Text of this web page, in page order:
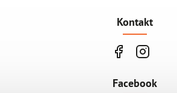
Kontakt
Facebook